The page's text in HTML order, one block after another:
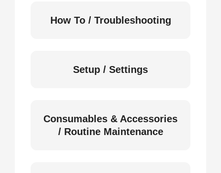
How To / Troubleshooting
Setup / Settings
Consumables & Accessories
/ Routine Maintenance